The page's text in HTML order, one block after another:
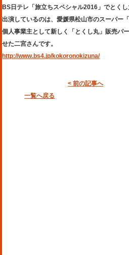
お問合せ
BS日テレ「旅立ちスペシャル2016」でとくし
出演しているのは、愛媛県松山市のスーパー
個人事業主として新しく「とくし丸」販売パ
せた二宮さんです。
http://www.bs4.jp/kokoronokizuna/
< 前の記事へ
一覧へ戻る